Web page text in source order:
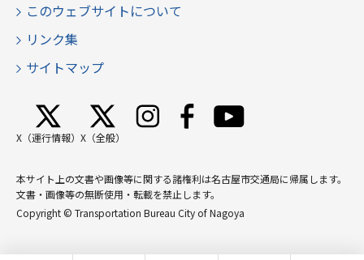
このウェブサイトについて
リンク集
サイトマップ
X（運行情報） X（全般）
本サイト上の文書や画像等に関する諸権利は名古屋市交通局に帰属します。
文書・画像等の無断使用・転載を禁止します。
Copyright © Transportation Bureau City of Nagoya